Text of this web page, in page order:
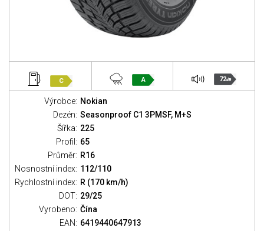
C A 72dB
Výrobce: Nokian
Dezén: Seasonproof C1 3PMSF, M+S
Šířka: 225
Profil: 65
Průměr: R16
Nosnostní index: 112/110
Rychlostní index: R (170 km/h)
DOT: 29/25
Vyrobeno: Čína
EAN: 6419440647913